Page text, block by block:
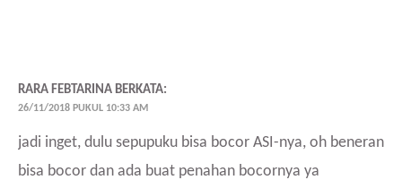
RARA FEBTARINA BERKATA:
26/11/2018 PUKUL 10:33 AM
jadi inget, dulu sepupuku bisa bocor ASI-nya, oh beneran
bisa bocor dan ada buat penahan bocornya ya